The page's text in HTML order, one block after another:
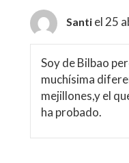
Santi el 25
Soy de Bilbao
muchísima
mejillones,y el
ha probado.